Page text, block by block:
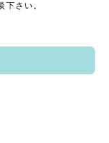
下さい。